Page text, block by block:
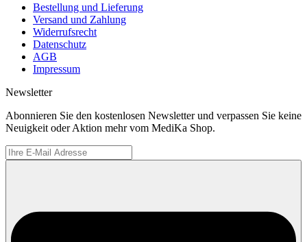
Bestellung und Lieferung
Versand und Zahlung
Widerrufsrecht
Datenschutz
AGB
Impressum
Newsletter
Abonnieren Sie den kostenlosen Newsletter und verpassen Sie keine
Neuigkeit oder Aktion mehr vom MediKa Shop.